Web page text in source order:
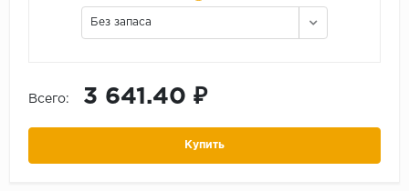
Без запаса
Всего: 3 641.40 ₽
Купить